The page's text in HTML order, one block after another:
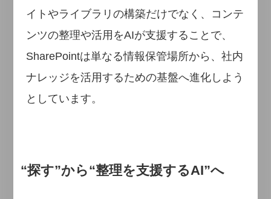
イトやライブラリの構築だけでなく、コンテ
ンツの整理や活用をAIが支援することで、
SharePointは単なる情報保管場所から、社内
ナレッジを活用するための基盤へ進化しよう
としています。
“探す”から“整理を支援するAI”へ